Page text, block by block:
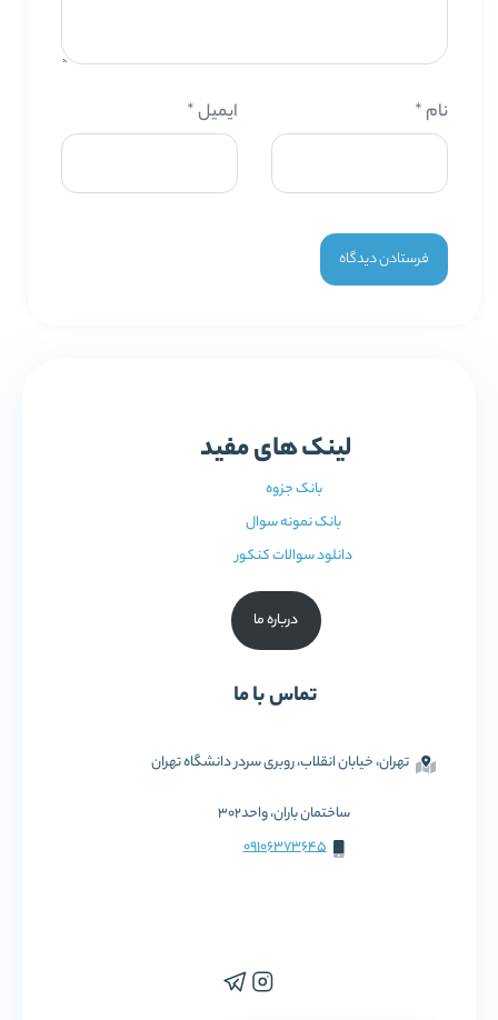
نام * ایمیل*
لینک های مفید
بانک جزوه
بانک نمونه سوال
دانلود سوالات کنکور
درباره ما
تماس با ما
تهران، خیابان انقلاب، روبری سردر دانشگاه تهران
ساختمان باران، واحد302
09106373645